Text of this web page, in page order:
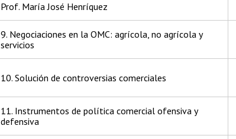
Prof. María José Henríquez
9. Negociaciones en la OMC: agrícola, no agrícola y
servicios
10. Solución de controversias comerciales
11. Instrumentos de política comercial ofensiva y
defensiva